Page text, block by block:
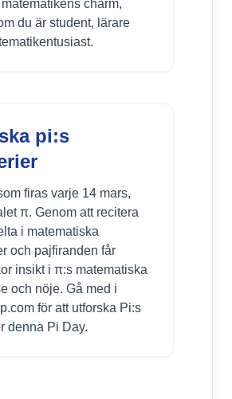
charm,
du är student, lärare
pi:s
firas varje 14 mars,
π. Genom att recitera
i matematiska
och pajfiranden får
insikt i π:s matematiska
och nöje. Gå med i
för att utforska Pi:s
denna Pi Day.